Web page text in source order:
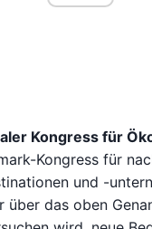
Kongress für
Kongress für
und -
über das oben